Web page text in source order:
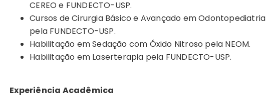
CEREO e FUNDECTO-USP.
Cursos de Cirurgia Básico e Avançado em Odontopediatria
pela FUNDECTO-USP.
Habilitação em Sedação com Óxido Nitroso pela NEOM.
Habilitação em Laserterapia pela FUNDECTO-USP.
Experiência Acadêmica